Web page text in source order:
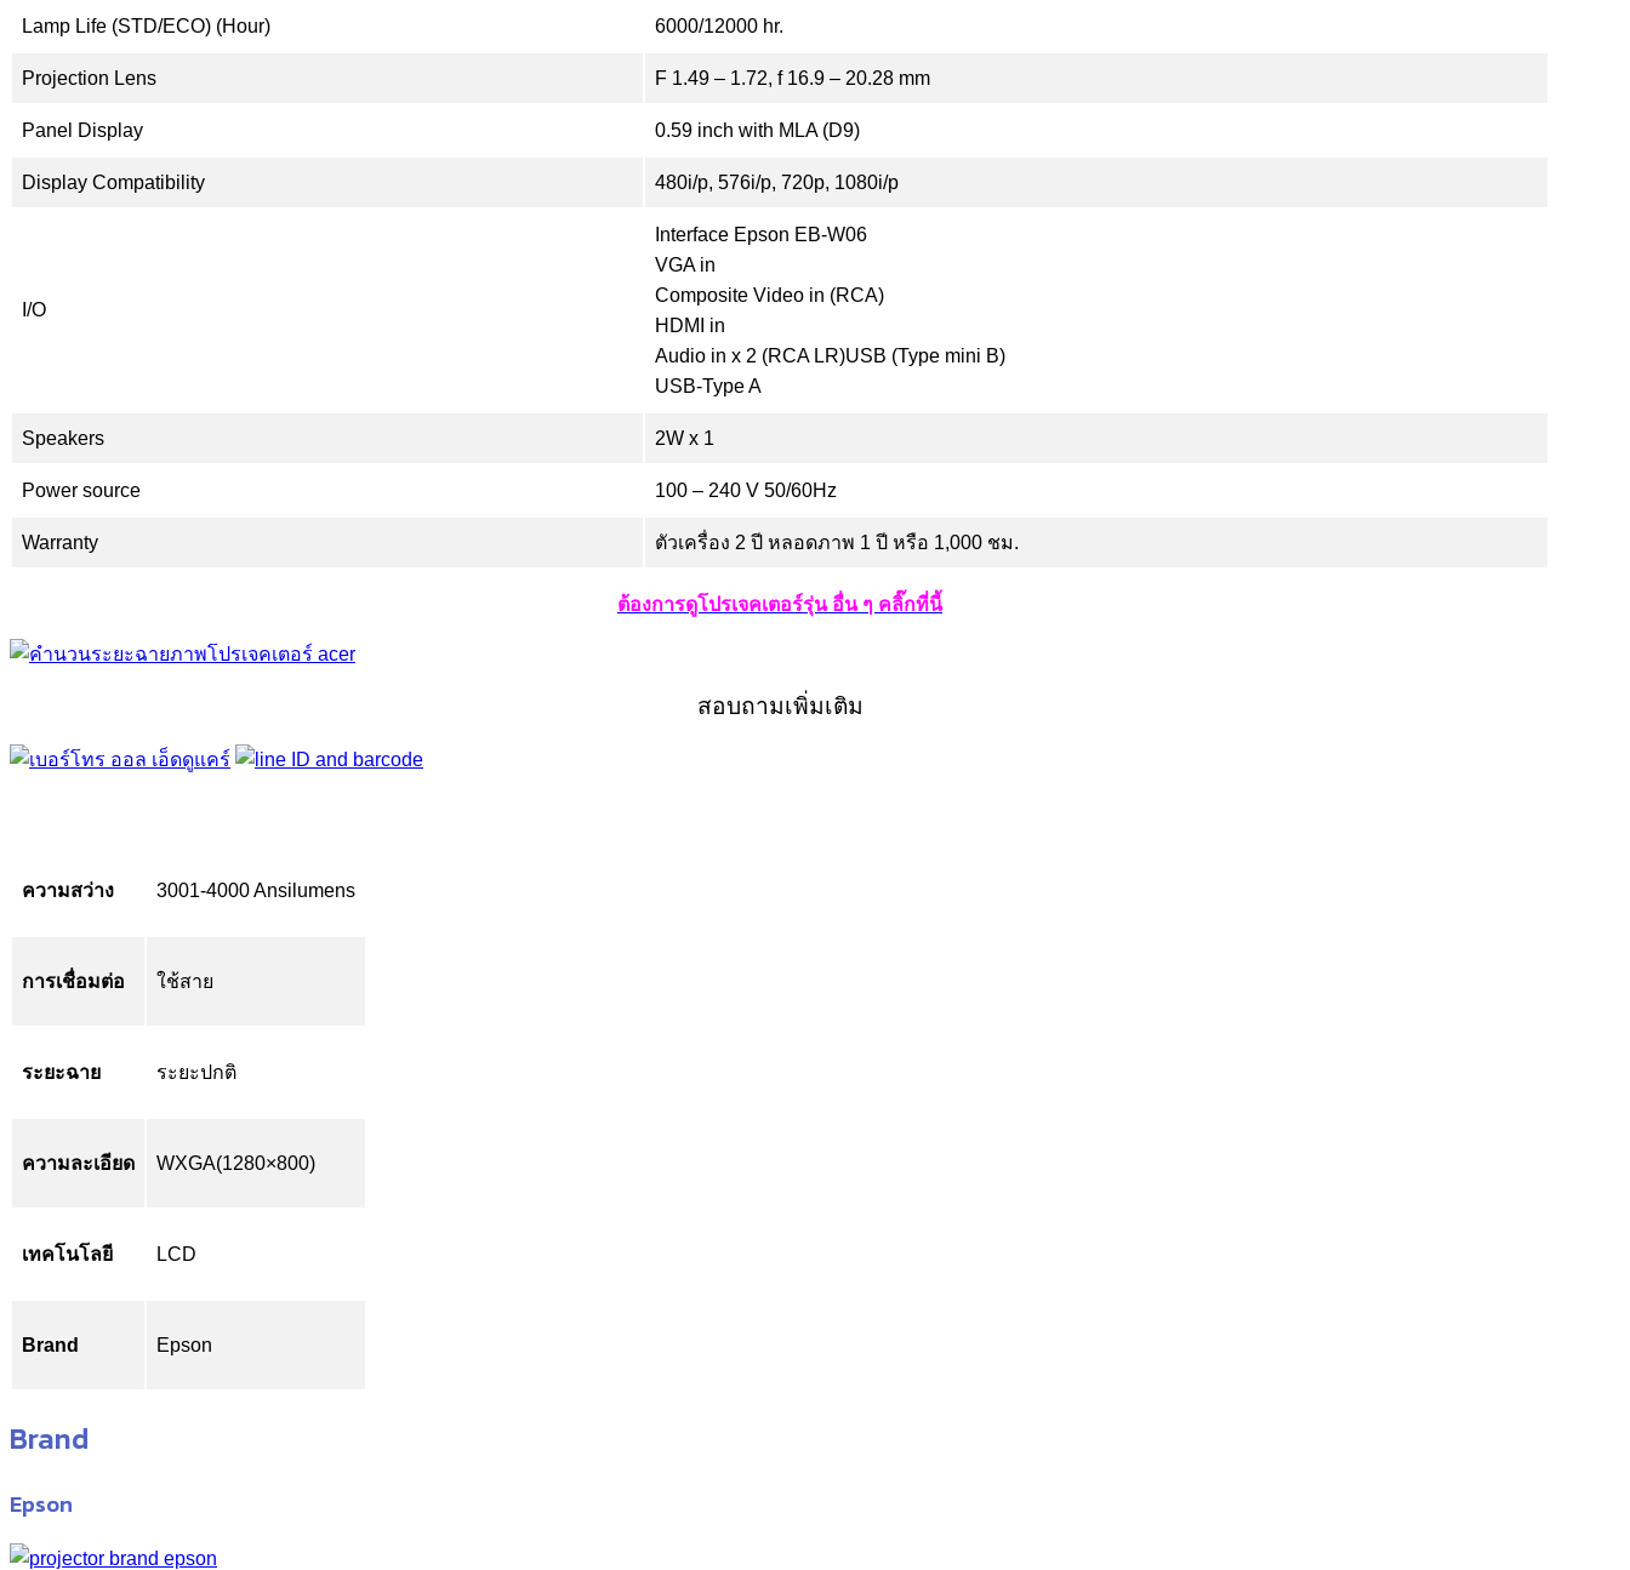
Lamp Life (STD/ECO) (Hour) 6000/12000 hr.
Projection Lens F 1.49 – 1.72, f 16.9 – 20.28 mm
Panel Display 0.59 inch with MLA (D9)
Display Compatibility 480i/p, 576i/p, 720p, 1080i/p
I/O
Interface Epson EB-W06
VGA in
Composite Video in (RCA)
HDMI in
Audio in x 2 (RCA LR)USB (Type mini B)
USB-Type A
Speakers 2W x 1
Power source 100 – 240 V 50/60Hz
Warranty ตัวเครื่อง 2 ปี หลอดภาพ 1 ปี หรือ 1,000 ชม.
ต้องการดูโปรเจคเตอร์รุ่น อื่น ๆ คลิ๊กที่นี้
สอบถามเพิ่มเติม
ความสว่าง 3001-4000 Ansilumens
การเชื่อมต่อ ใช้สาย
ระยะฉาย ระยะปกติ
ความละเอียด WXGA(1280×800)
เทคโนโลยี LCD
Brand Epson
Brand
Epson